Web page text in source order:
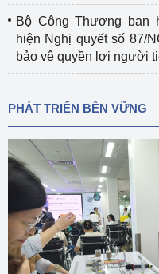
Bộ Công Thương ban
hiện Nghị quyết số 87/
bảo vệ quyền lợi người
PHÁT TRIỂN BỀN VỮNG